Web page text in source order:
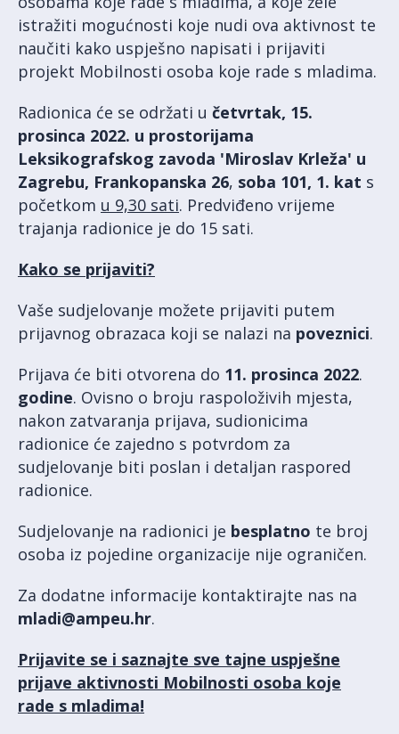
istražiti mogućnosti koje nudi ova aktivnost te
naučiti kako uspješno napisati i prijaviti
projekt Mobilnosti osoba koje rade s mladima.
Radionica će se održati u četvrtak, 15.
prosinca 2022. u prostorijama
Leksikografskog zavoda 'Miroslav Krleža' u
Zagrebu, Frankopanska 26, soba 101, 1. kat s
početkom u 9,30 sati. Predviđeno vrijeme
trajanja radionice je do 15 sati.
Kako se prijaviti?
Vaše sudjelovanje možete prijaviti putem
prijavnog obrazaca koji se nalazi na poveznici.
Prijava će biti otvorena do 11. prosinca 2022.
godine. Ovisno o broju raspoloživih mjesta,
nakon zatvaranja prijava, sudionicima
radionice će zajedno s potvrdom za
sudjelovanje biti poslan i detaljan raspored
radionice.
Sudjelovanje na radionici je besplatno te broj
osoba iz pojedine organizacije nije ograničen.
Za dodatne informacije kontaktirajte nas na
mladi@ampeu.hr.
Prijavite se i saznajte sve tajne uspješne
prijave aktivnosti Mobilnosti osoba koje
rade s mladima!